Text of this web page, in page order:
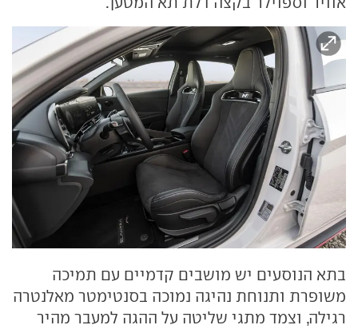
בתא הנוסעים יש מושבים קדמיים עם תמיכה
משופרת ותנוחת נהיגה נמוכה בסנטימטר מאלנטרה
רגילה, וצמד מתגי שליטה על ההגה למעבר מהיר